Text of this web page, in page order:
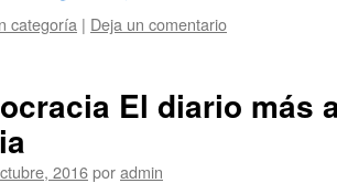
categoría | Deja un comentario
El diario más
2016poradmin